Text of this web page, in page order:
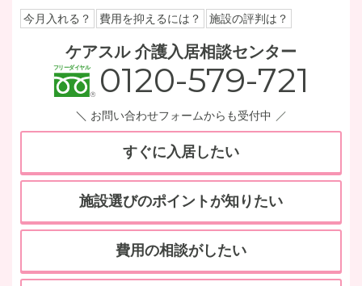
今月入れる？ 費用を抑えるには？ 施設の評判は？
ケアスル 介護入居相談センター
0120-579-721
お問い合わせフォームからも受付中
すぐに入居したい
施設選びのポイントが知りたい
費用の相談がしたい